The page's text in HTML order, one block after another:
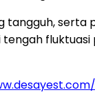
tangguh,